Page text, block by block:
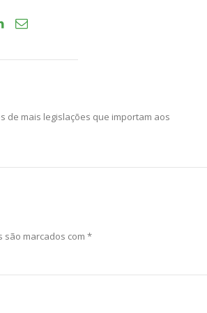
de mais legislações que importam aos
são marcados com *